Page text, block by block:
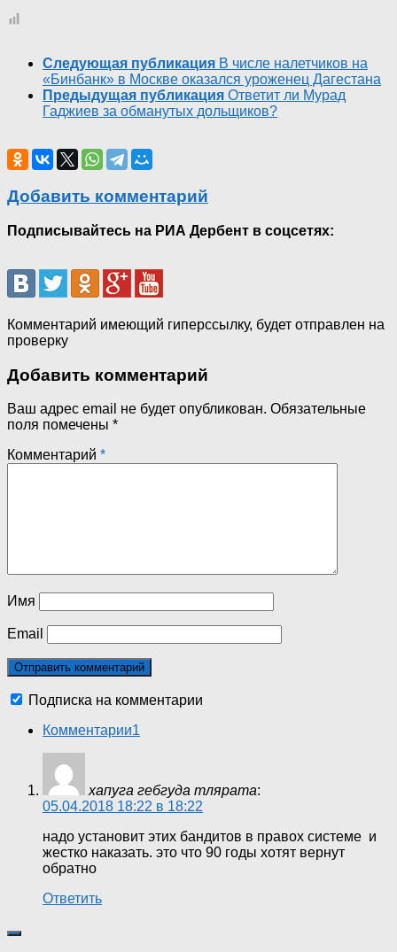
Следующая публикация В числе налетчиков на
«Бинбанк» в Москве оказался уроженец Дагестана
Предыдущая публикация Ответит ли Мурад
Гаджиев за обманутых дольщиков?
Добавить комментарий
Подписывайтесь на РИА Дербент в соцсетях:
Комментарий имеющий гиперссылку, будет отправлен на
проверку
Добавить комментарий
Ваш адрес email не будет опубликован. Обязательные
поля помечены *
Комментарий *
Имя
Email
Подписка на комментарии
Комментарии1
хапуга гебгуда тлярата:
05.04.2018 18:22 в 18:22
надо установит этих бандитов в правох системе и
жестко наказать. это что 90 годы хотят вернут
обратно
Ответить